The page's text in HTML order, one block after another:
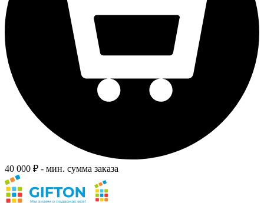
40 000 ₽ - мин. сумма заказа